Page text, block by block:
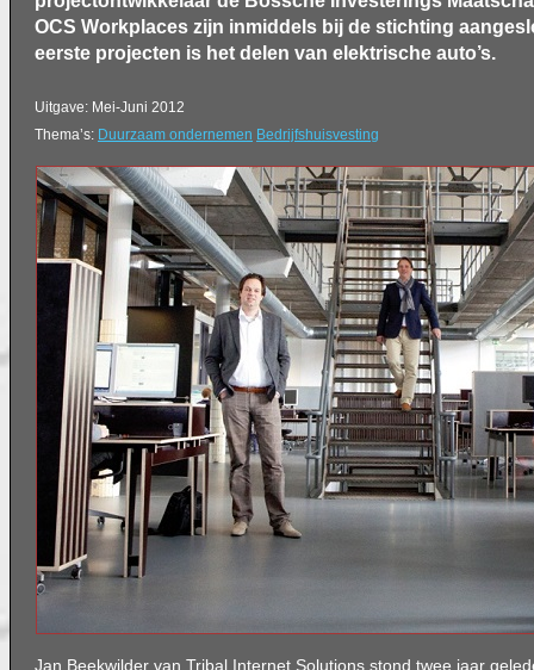
OCS Workplaces zijn inmiddels bij de stichting
eerste projecten is het delen van elektrische auto’s.
Uitgave: Mei-Juni 2012
Thema’s: Duurzaam ondernemen Bedrijfshuisvesting
Jan Beekwilder van Tribal Internet Solutions stond twee jaar